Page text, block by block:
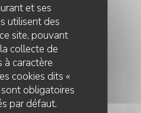
et ses
utilisent des
site, pouvant
collecte de
à caractère
cookies dits «
sont obligatoires
par défaut.
contacter ?
ci-dessous !